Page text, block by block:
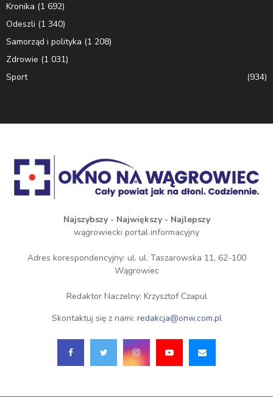
Kronika (1 692)
Odeszli (1 340)
Samorząd i polityka (1 208)
Zdrowie (1 031)
Sport
(934)
Najszybszy - Największy - Najlepszy
wągrowiecki portal informacyjny
Adres korespondencyjny: ul. ul. Taszarowska 11, 62-100
Wągrowiec
Redaktor Naczelny: Krzysztof Czapul
Skontaktuj się z nami: redakcja@onw.com.pl